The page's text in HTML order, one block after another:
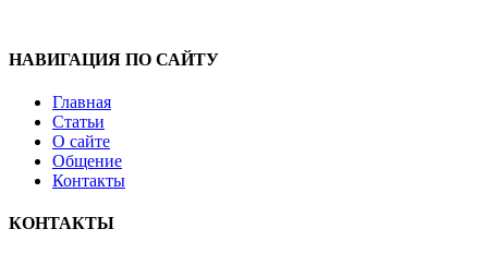
НАВИГАЦИЯ ПО САЙТУ
Главная
Статьи
О сайте
Общение
Контакты
КОНТАКТЫ